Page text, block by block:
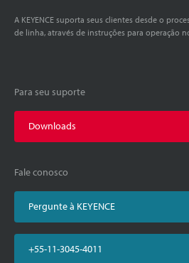
A KEYENCE suporta seus clientes desde o
de linha, através de instruções para operação
Para seu suporte
Downloads
Fale conosco
Pergunte à KEYENCE
+55-11-3045-4011